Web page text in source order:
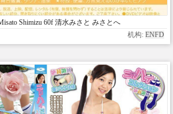
Shimizu 60f 清水みさと みさとへ
机构: ENFD